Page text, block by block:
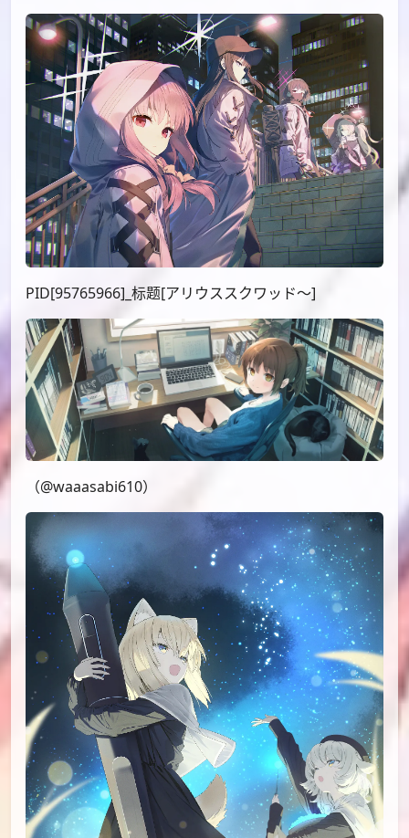
PID[95765966]_标题[アリウススクワッド～]
（@waaasabi610）